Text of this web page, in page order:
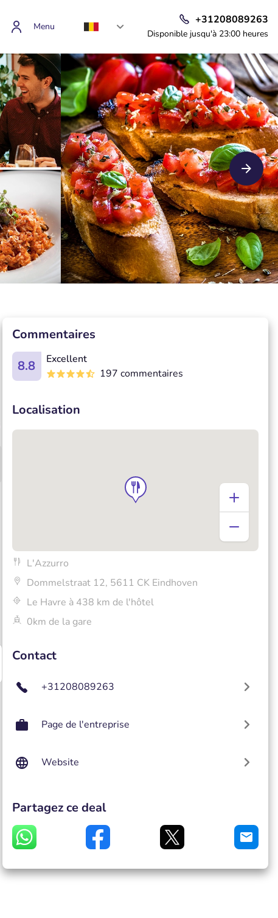
Menu
+31208089263
Disponible jusqu'à 23:00 heures
Commentaires
8.8
Excellent
197 commentaires
Localisation
L'Azzurro
Dommelstraat 12, 5611 CK Eindhoven
Le Havre à 438 km de l'hôtel
0km de la gare
Contact
+31208089263
Page de l'entreprise
Website
Partagez ce deal